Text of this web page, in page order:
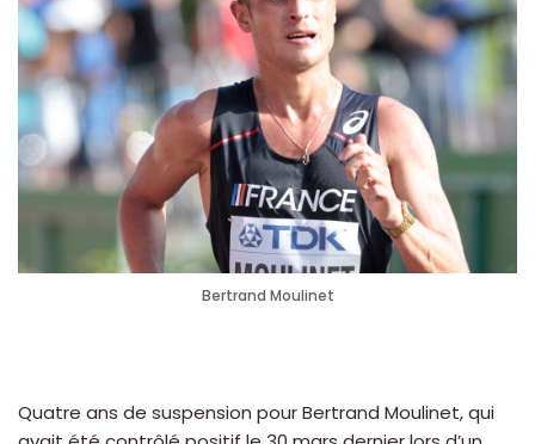
Bertrand Moulinet
Quatre ans de suspension pour Bertrand Moulinet, qui